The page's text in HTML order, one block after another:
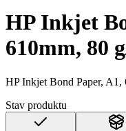
HP Inkjet
610mm, 80
HP Inkjet Bond Paper, A1,
Stav produktu